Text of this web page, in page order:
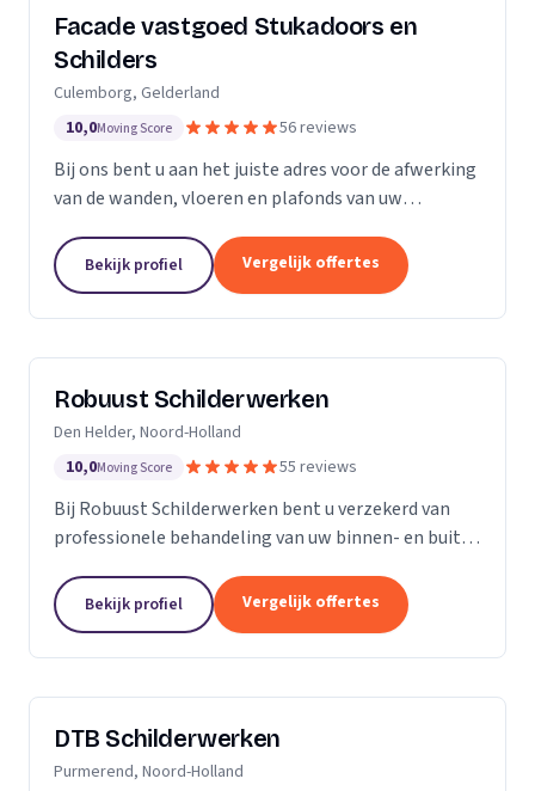
Facade vastgoed Stukadoors en
Schilders
Culemborg, Gelderland
10,0Moving Score 56 reviews
Bij ons bent u aan het juiste adres voor de afwerking
van de wanden, vloeren en plafonds van uw
met ons team pakken we dan ook de klus vakkundig
aan...
Bekijk profiel Vergelijk offertes
Robuust Schilderwerken
Den Helder, Noord-Holland
10,0Moving Score 55 reviews
Bij Robuust Schilderwerken bent u verzekerd van
professionele behandeling van uw binnen- en buiten
als nieuwbouwwoningen, en alles daar tussen in.
Bij...
Bekijk profiel Vergelijk offertes
DTB Schilderwerken
Purmerend, Noord-Holland